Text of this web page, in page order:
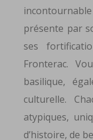
présente par
ses
Fronterac.
basilique,
culturelle.
atypiques,
d’histoire, de